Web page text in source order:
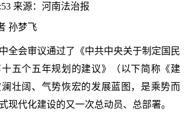
来源：河南法治报
孙梦飞
会审议通过了《中共中央关于制定国民
五个五年规划的建议》（以下简称《建
壮阔、气势恢宏的发展蓝图，是乘势而
现代化建设的又一次总动员、总部署。